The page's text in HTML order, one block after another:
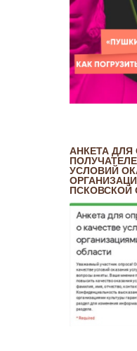
АНКЕТА ДЛЯ
УСЛОВИЙ
ПСКОВСКОЙ